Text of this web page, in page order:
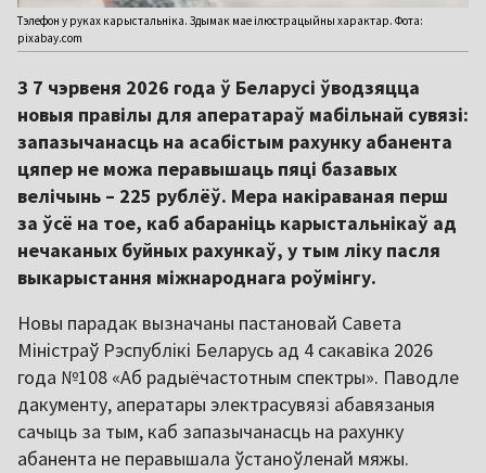
Тэлефон у руках карыстальніка. Здымак мае ілюстрацыйны характар. Фота:
pixabay.com
З 7 чэрвеня 2026 года ў Беларусі ўводзяцца
новыя правілы для аператараў мабільнай сувязі:
запазычанасць на асабістым рахунку абанента
цяпер не можа перавышаць пяці базавых
велічынь – 225 рублёў. Мера накіраваная перш
за ўсё на тое, каб абараніць карыстальнікаў ад
нечаканых буйных рахункаў, у тым ліку пасля
выкарыстання міжнароднага роўмінгу.
Новы парадак вызначаны пастановай Савета
Міністраў Рэспублікі Беларусь ад 4 сакавіка 2026
года №108 «Аб радыёчастотным спектры». Паводле
дакументу, аператары электрасувязі абавязаныя
сачыць за тым, каб запазычанасць на рахунку
абанента не перавышала ўстаноўленай мяжы.